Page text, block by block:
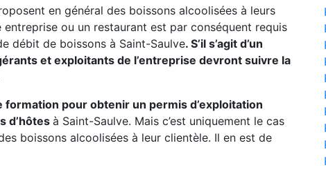
en général des boissons alcoolisées à leurs
ou un restaurant est par conséquent requis
débit de boissons à Saint-Saulve. S’il s’agit d’un
et exploitants de l’entreprise devront suivre la
pour obtenir un permis d’exploitation
d’hôtes à Saint-Saulve. Mais c’est uniquement le cas
boissons alcoolisées à leur clientèle. Il en est de